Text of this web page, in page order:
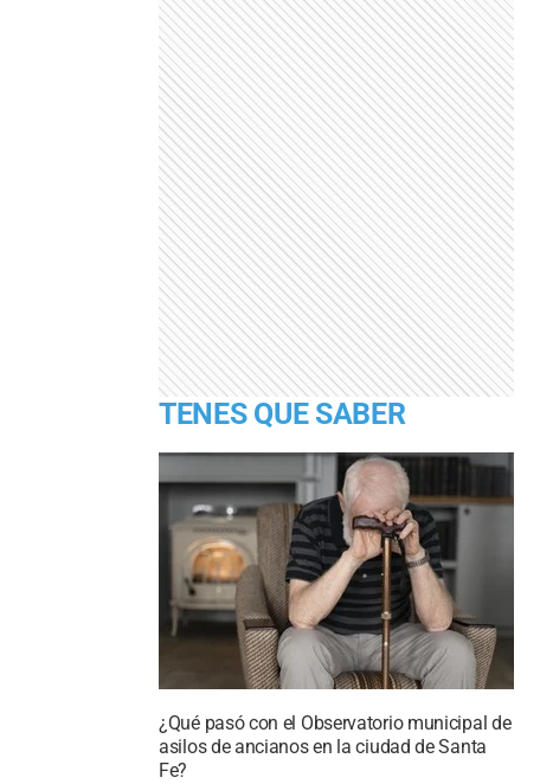
TENES QUE SABER
¿Qué pasó con el Observatorio municipal de
asilos de ancianos en la ciudad de Santa
Fe?